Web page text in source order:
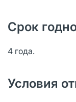
Срок
4 года.
Условия